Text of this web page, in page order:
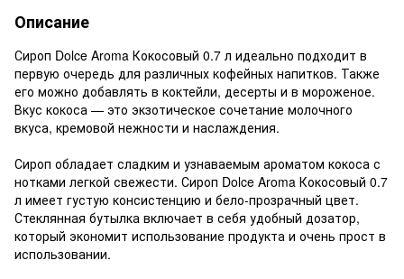
Описание
Сироп Dolce Aroma Кокосовый 0.7 л идеально подходит в
первую очередь для различных кофейных напитков. Также
его можно добавлять в коктейли, десерты и в мороженое.
Вкус кокоса — это экзотическое сочетание молочного
вкуса, кремовой нежности и наслаждения.
Сироп обладает сладким и узнаваемым ароматом кокоса с
нотками легкой свежести. Сироп Dolce Aroma Кокосовый 0.7
л имеет густую консистенцию и бело-прозрачный цвет.
Стеклянная бутылка включает в себя удобный дозатор,
который экономит использование продукта и очень прост в
использовании.